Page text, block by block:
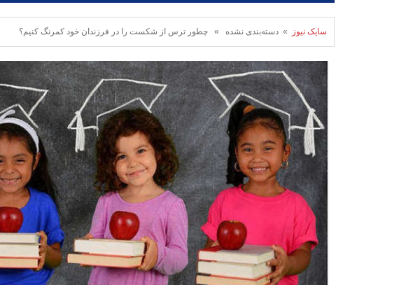
سایک نیوز » دسته‌بندی نشده » چطور ترس از شکست را در فرزندان خود کمرنگ کنیم؟